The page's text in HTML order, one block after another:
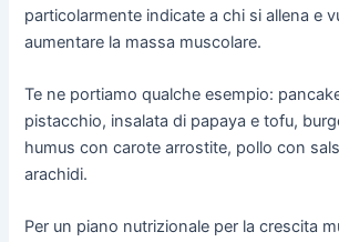
particolarmente indicate a chi si allena e
aumentare la massa muscolare.
Te ne portiamo qualche esempio:
pistacchio, insalata di papaya e tofu,
humus con carote arrostite, pollo con
arachidi.
Per un piano nutrizionale per la crescita